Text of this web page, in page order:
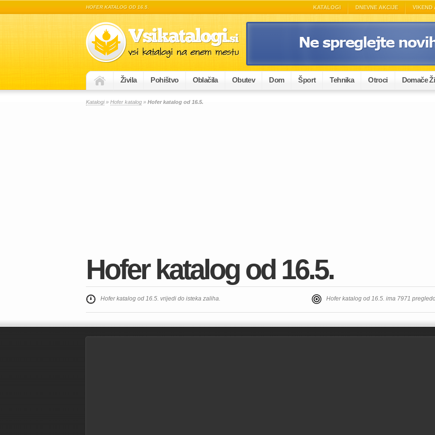
HOFER KATALOG OD 16.5. KATALOGI DNEVNE AKCIJE VIKEND
Živila Pohištvo Oblačila Obutev Dom Šport Tehnika Otroci Domače
Katalogi» Hofer katalog » Hofer katalog od 16.5.
Hofer katalog od 16.5.
Hofer katalog od 16.5. vrijedi do isteka zaliha. Hofer katalog od 16.5. ima 7971